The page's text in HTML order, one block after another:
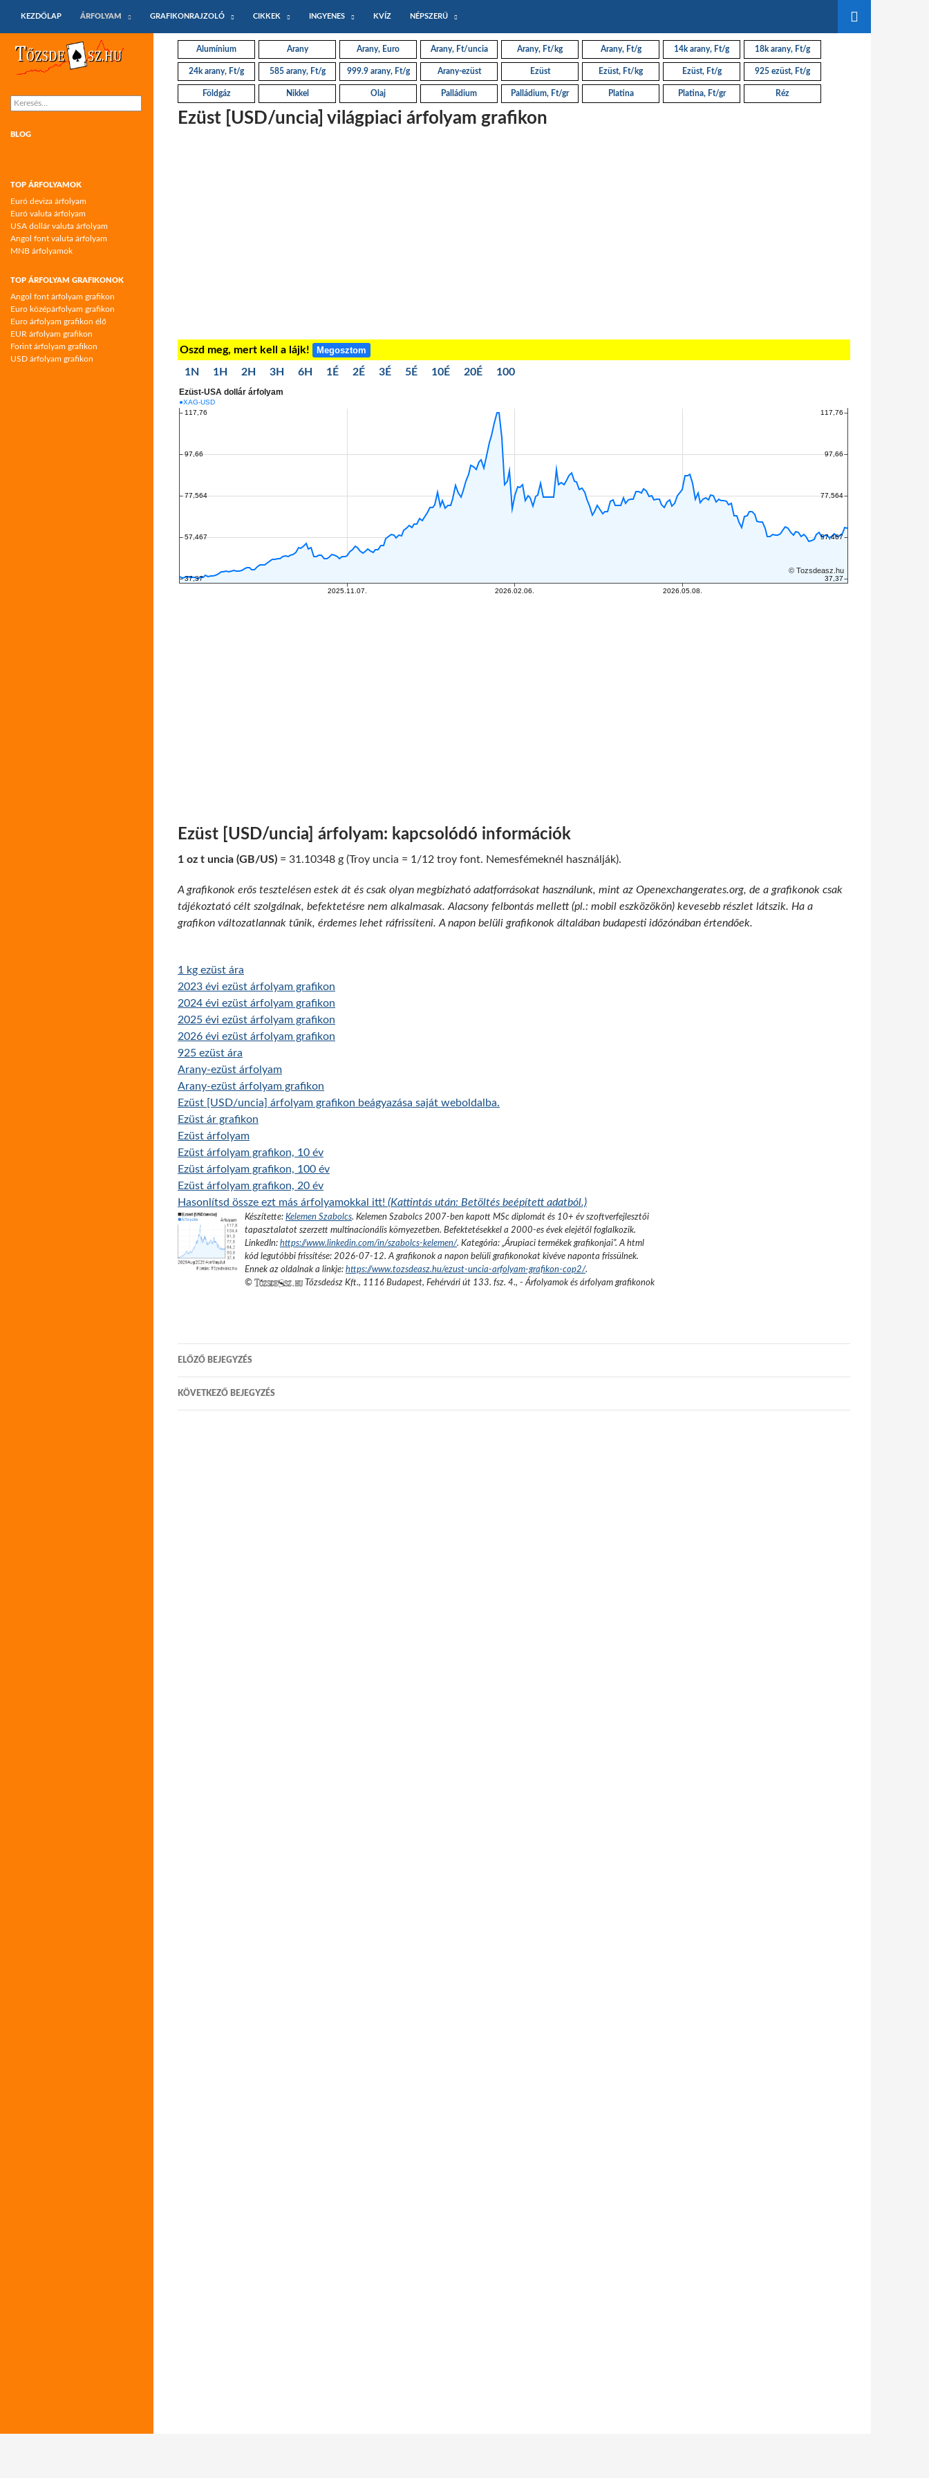
KEZDŐLAP
ÁRFOLYAM GRAFIKONRAJZOLÓ CIKKEK INGYENES KVÍZ NÉPSZERŰ
Ezüst [USD/uncia] világpiaci árfolyam grafikon
Oszd meg, mert kell a lájk! Megosztom
1N 1H 2H 3H 6H 1É 2É 3É 5É 10É 20É 100
Ezüst [USD/uncia] árfolyam: kapcsolódó információk
1 oz t uncia (GB/US) = 31.10348 g (Troy uncia = 1/12 troy font. Nemesfémeknél használják).
A grafikonok erős tesztelésen estek át és csak olyan megbízható adatforrásokat használunk, mint az Openexchangerates.org, de a grafikonok csak
tájékoztató célt szolgálnak, befektetésre nem alkalmasak. Alacsony felbontás mellett (pl.: mobil eszközökön) kevesebb részlet látszik. Ha a
grafikon változatlannak tűnik, érdemes lehet ráfrissíteni. A napon belüli grafikonok általában budapesti időzónában értendőek.
1 kg ezüst ára
2023 évi ezüst árfolyam grafikon
2024 évi ezüst árfolyam grafikon
2025 évi ezüst árfolyam grafikon
2026 évi ezüst árfolyam grafikon
925 ezüst ára
Arany-ezüst árfolyam
Arany-ezüst árfolyam grafikon
Ezüst [USD/uncia] árfolyam grafikon beágyazása saját weboldalba.
Ezüst ár grafikon
Ezüst árfolyam
Ezüst árfolyam grafikon, 10 év
Ezüst árfolyam grafikon, 100 év
Ezüst árfolyam grafikon, 20 év
Hasonlítsd össze ezt más árfolyamokkal itt! (Kattintás után: Betöltés beépített adatból.)
Alumínium Arany Arany, Euro Arany, Ft/uncia Arany, Ft/kg Arany, Ft/g 14k arany, Ft/g 18k arany, Ft/g
24k arany, Ft/g 585 arany, Ft/g 999.9 arany, Ft/g Arany-ezüst Ezüst Ezüst, Ft/kg Ezüst, Ft/g 925 ezüst, Ft/g
Földgáz Nikkel Olaj Palládium Palládium, Ft/gr Platina Platina, Ft/gr Réz
Készítette: Kelemen Szabolcs. Kelemen Szabolcs 2007-ben kapott MSc diplomát és 10+ év szoftverfejlesztői
tapasztalatot szerzett multinacionális környezetben. Befektetésekkel a 2000-es évek elejétől foglalkozik.
LinkedIn: https://www.linkedin.com/in/szabolcs-kelemen/. Kategória: „Árupiaci termékek grafikonjai”.A html
kód legutóbbi frissítése: 2026-07-12. A grafikonok a napon belüli grafikonokat kivéve naponta frissülnek.
Ennek az oldalnak a linkje: https://www.tozsdeasz.hu/ezust-uncia-arfolyam-grafikon-cop2/.
©
Tőzsdeász Kft., 1116 Budapest, Fehérvári út 133. fsz. 4., - Árfolyamok és árfolyam grafikonok
Bejegyzés
navigáció
ELŐZŐ BEJEGYZÉS
KÖVETKEZŐ BEJEGYZÉS
Tőzsdeász.hu – árfolyamok és árfolyam
grafikonok
Keresés:
BLOG
TOP ÁRFOLYAMOK
Euró deviza árfolyam
Euró valuta árfolyam
USA dollár valuta árfolyam
Angol font valuta árfolyam
MNB árfolyamok
TOP ÁRFOLYAM GRAFIKONOK
Angol font árfolyam grafikon
Euro középárfolyam grafikon
Euro árfolyam grafikon élő
EUR árfolyam grafikon
Forint árfolyam grafikon
USD árfolyam grafikon